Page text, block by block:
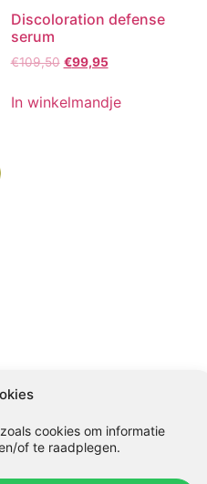
cookies om informatie
of te raadplegen.
Discoloration defense
serum
€109,50 Oorspronkelijke
was:
€109,50.
€99,95Huidige
is:
€99,95.
In winkelmandje